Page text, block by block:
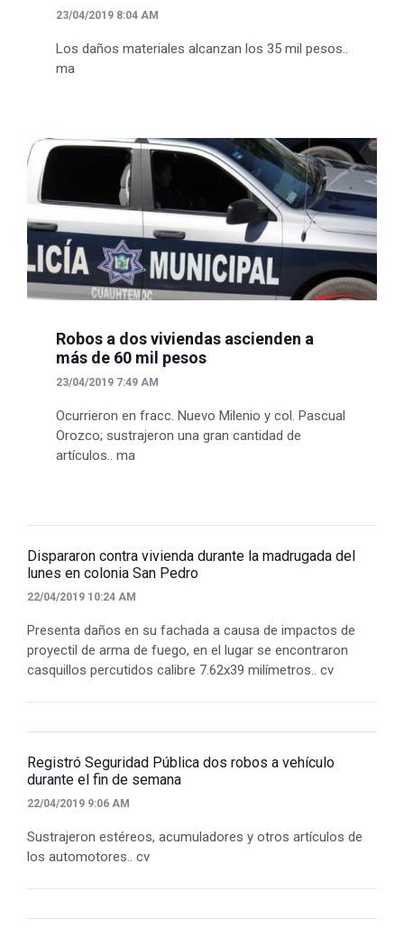
23/04/2019 8:04 AM
Los daños materiales alcanzan los 35 mil pesos..
ma
Robos a dos viviendas ascienden a
más de 60 mil pesos
23/04/2019 7:49 AM
Ocurrieron en fracc. Nuevo Milenio y col. Pascual
Orozco; sustrajeron una gran cantidad de
artículos.. ma
Dispararon contra vivienda durante la madrugada del
lunes en colonia San Pedro
22/04/2019 10:24 AM
Presenta daños en su fachada a causa de impactos de
proyectil de arma de fuego, en el lugar se encontraron
casquillos percutidos calibre 7.62x39 milímetros.. cv
Registró Seguridad Pública dos robos a vehículo
durante el fin de semana
22/04/2019 9:06 AM
Sustrajeron estéreos, acumuladores y otros artículos de
los automotores.. cv